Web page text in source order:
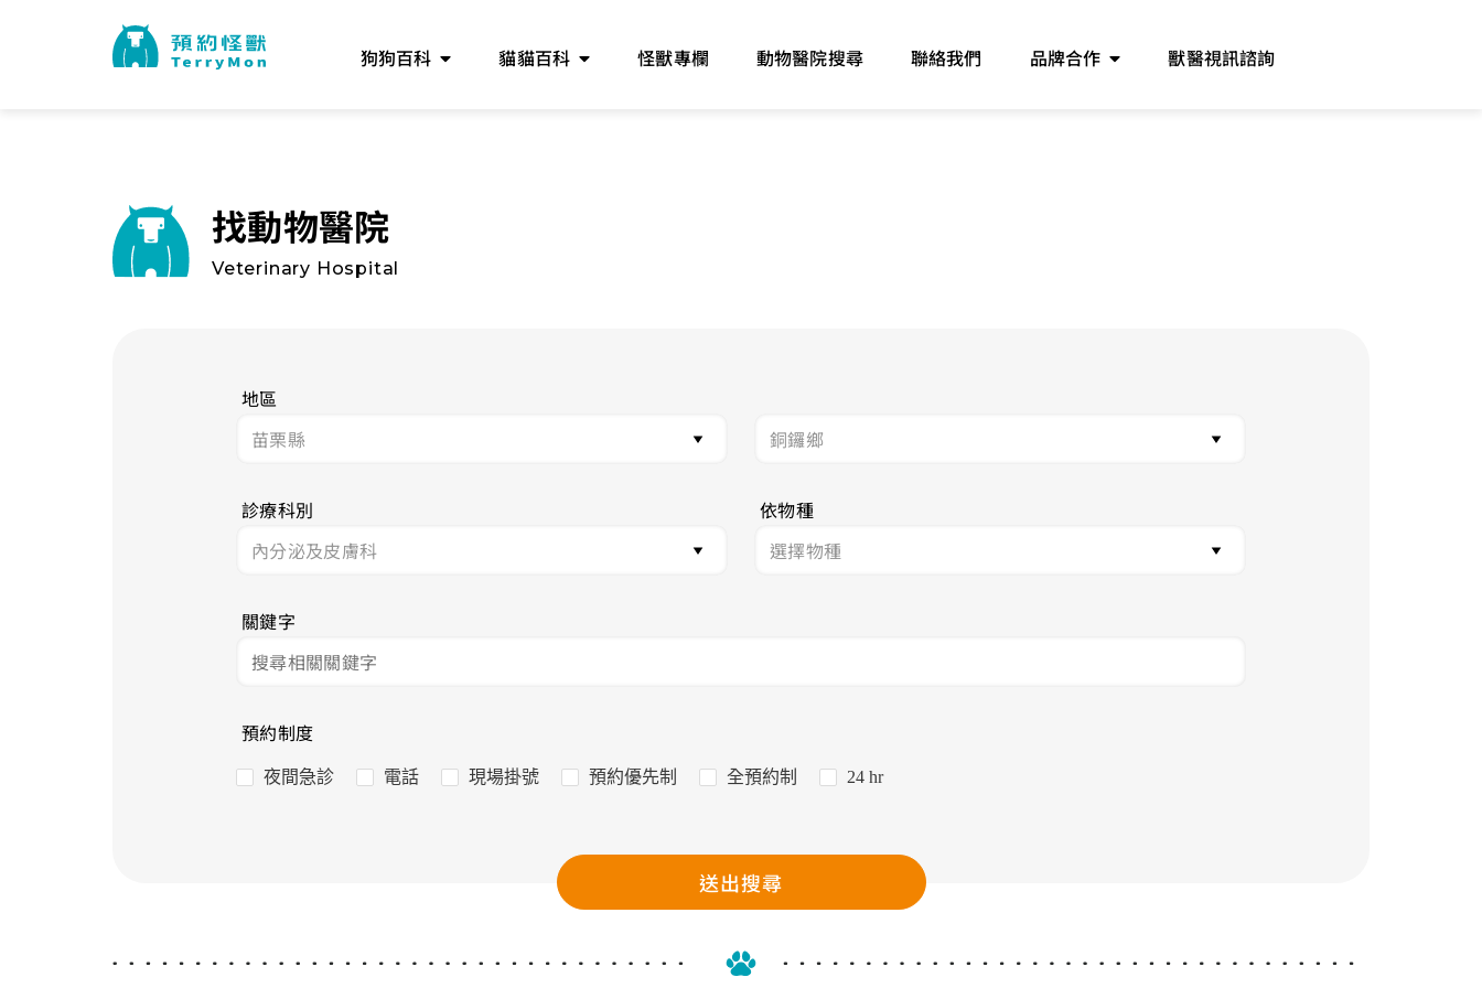
狗狗百科 貓貓百科 怪獸專欄 動物醫院搜尋 聯絡我們 品牌合作 獸醫視訊諮詢
找動物醫院
Veterinary Hospital
地區
診療科別 依物種
關鍵字
預約制度
夜間急診 電話 現場掛號 預約優先制 全預約制 24 hr
送出搜尋